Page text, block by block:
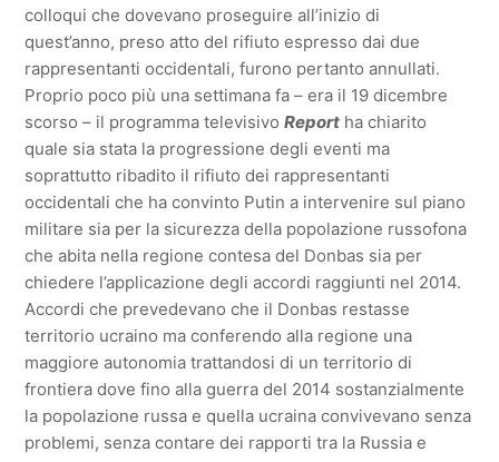
colloqui che dovevano proseguire all’inizio di
quest’anno, preso atto del rifiuto espresso dai due
rappresentanti occidentali, furono pertanto annullati.
Proprio poco più una settimana fa – era il 19 dicembre
scorso – il programma televisivoReport ha chiarito
quale sia stata la progressione degli eventi ma
soprattutto ribadito il rifiuto dei rappresentanti
occidentali che ha convinto Putin a intervenire sul piano
militare sia per la sicurezza della popolazione russofona
che abita nella regione contesa del Donbas sia per
chiedere l’applicazione degli accordi raggiunti nel 2014.
Accordi che prevedevano che il Donbas restasse
territorio ucraino ma conferendo alla regione una
maggiore autonomia trattandosi di un territorio di
frontiera dove fino alla guerra del 2014 sostanzialmente
la popolazione russa e quella ucraina convivevano senza
problemi, senza contare dei rapporti tra la Russia e